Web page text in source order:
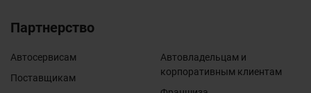
Партнерство
Автосервисам
Поставщикам
Автовладельцам и
корпоративным клиентам